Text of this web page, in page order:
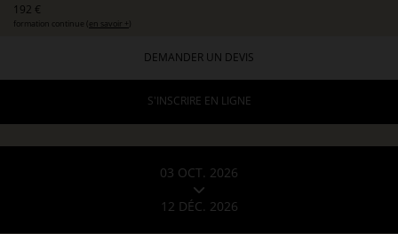
192 €
formation continue ( en savoir + )
DEMANDER UN DEVIS
S'INSCRIRE EN LIGNE
03 OCT. 2026
12 DÉC. 2026